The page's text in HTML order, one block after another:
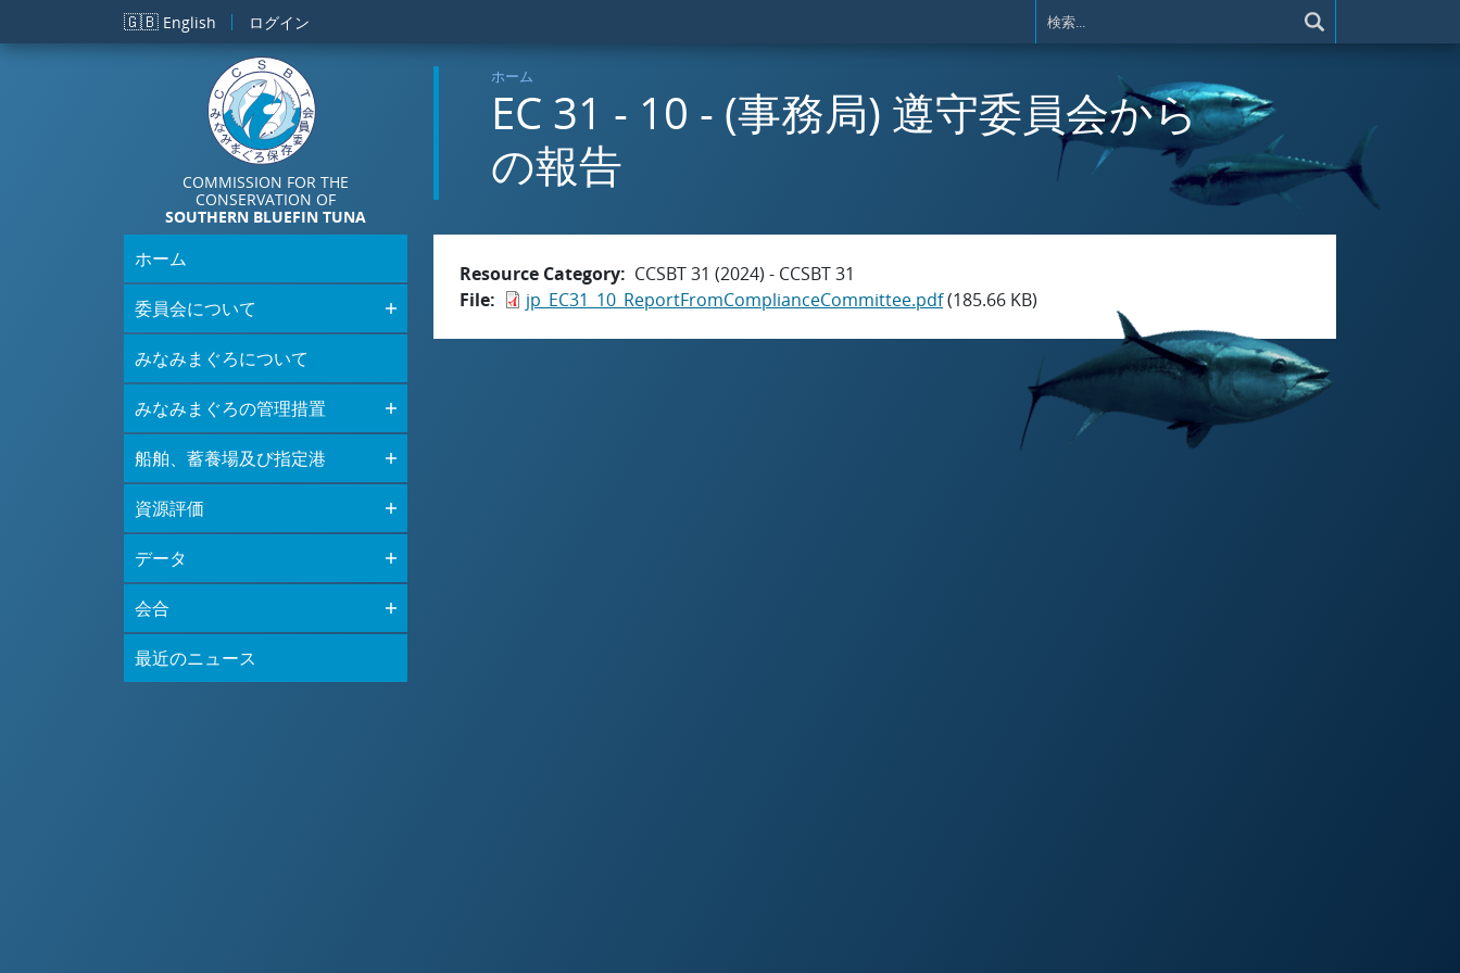
メインコンテンツに移動
🇬🇧 English ログイン
COMMISSION FOR THE
CONSERVATION OF
SOUTHERN BLUEFIN TUNA
ホーム
EC 31 - 10 - (事務局) 遵守委員会から
の報告
ホーム
委員会について
みなみまぐろについて
みなみまぐろの管理措置
船舶、蓄養場及び指定港
資源評価
データ
会合
最近のニュース
Resource Category
CCSBT 31 (2024) - CCSBT 31
File
jp_EC31_10_ReportFromComplianceCommittee.pdf(185.66 KB)